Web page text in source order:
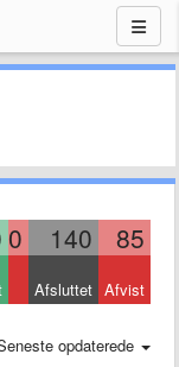
0 140 85
Afsluttet Afvist
opdaterede